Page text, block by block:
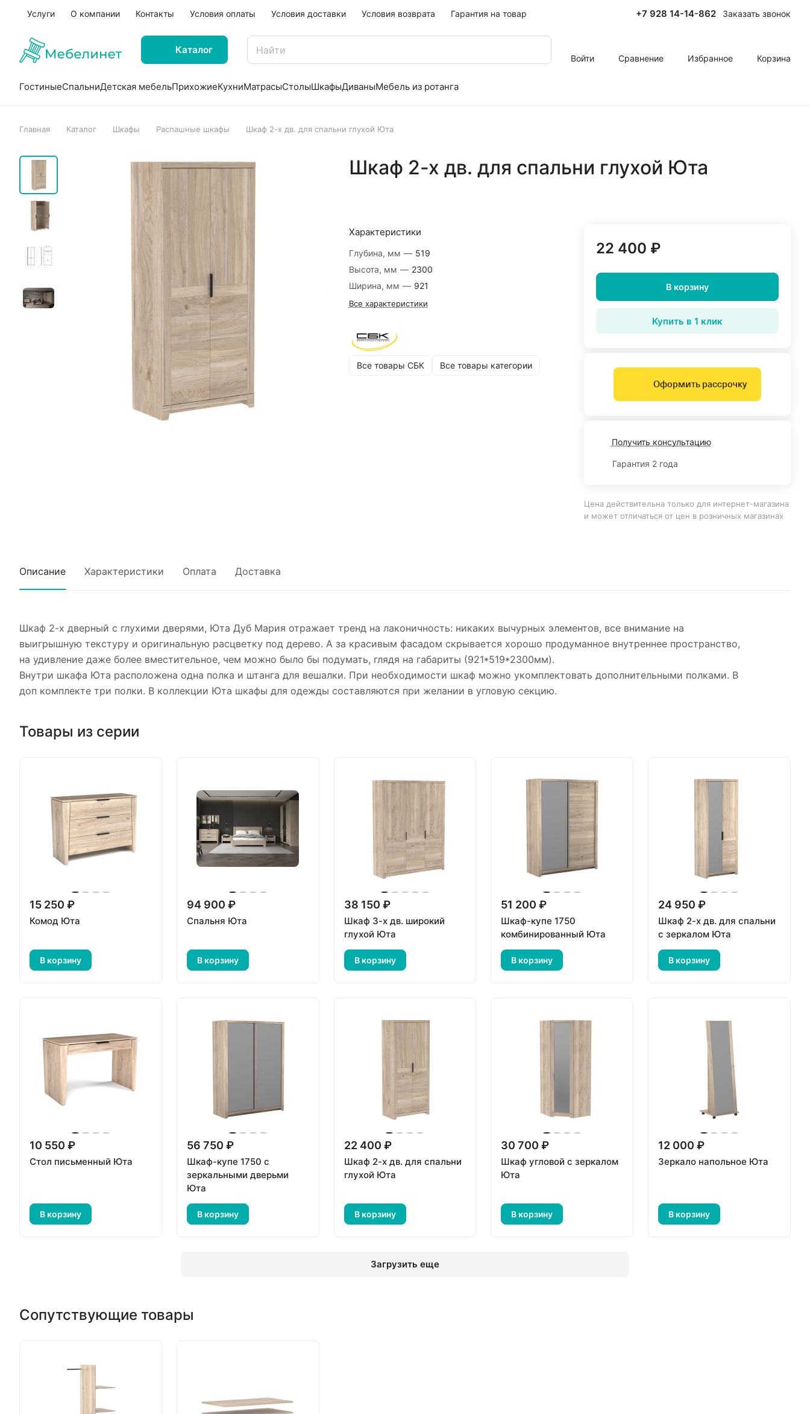
Услуги О компании Контакты Условия оплаты Условия доставки Условия возврата Гарантия на товар +7 928 14-14-862 Заказать звонок
Каталог
Войти Сравнение Избранное Корзина
ГостиныеСпальниДетская мебельПрихожиеКухниМатрасыСтолыШкафыДиваныМебель из ротанга
Главная Каталог Шкафы Распашные шкафы Шкаф 2-х дв. для спальни глухой Юта
Шкаф 2-х дв. для спальни глухой Юта
Характеристики
Глубина, мм — 519
Высота, мм — 2300
Ширина, мм — 921
Все характеристики
Все товары СБК Все товары категории
22 400 ₽
В корзину
Купить в 1 клик
Оформить рассрочку
Получить консультацию
Гарантия 2 года
Цена действительна только для интернет-магазина
и может отличаться от цен в розничных магазинах
Описание Характеристики Оплата Доставка
Шкаф 2-х дверный с глухими дверями, Юта Дуб Мария отражает тренд на лаконичность: никаких вычурных элементов, все внимание на
выигрышную текстуру и оригинальную расцветку под дерево. А за красивым фасадом скрывается хорошо продуманное внутреннее пространство,
на удивление даже более вместительное, чем можно было бы подумать, глядя на габариты (921*519*2300мм).
Внутри шкафа Юта расположена одна полка и штанга для вешалки. При необходимости шкаф можно укомплектовать дополнительными полками. В
доп комплекте три полки. В коллекции Юта шкафы для одежды составляются при желании в угловую секцию.
Товары из серии
15 250 ₽
Комод Юта
В корзину
94 900 ₽
Спальня Юта
В корзину
38 150 ₽
Шкаф 3-х дв. широкий
глухой Юта
В корзину
51 200 ₽
Шкаф-купе 1750
комбинированный Юта
В корзину
24 950 ₽
Шкаф 2-х дв. для спальни
с зеркалом Юта
В корзину
10 550 ₽
Стол письменный Юта
В корзину
56 750 ₽
Шкаф-купе 1750 с
зеркальными дверьми
Юта
В корзину
22 400 ₽
Шкаф 2-х дв. для спальни
глухой Юта
В корзину
30 700 ₽
Шкаф угловой с зеркалом
Юта
В корзину
12 000 ₽
Зеркало напольное Юта
В корзину
Загрузить еще
Сопутствующие товары